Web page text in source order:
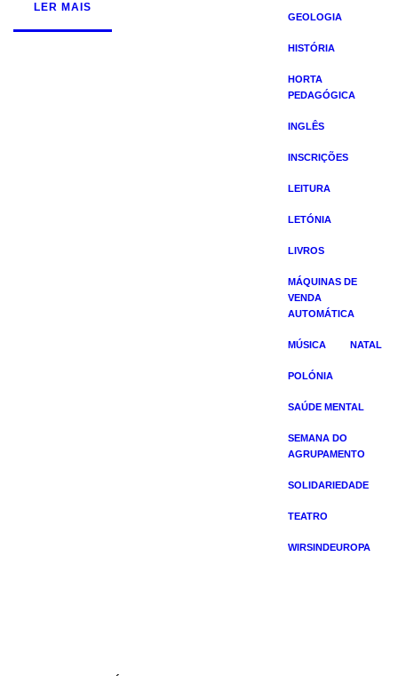
LER MAIS
GEOLOGIA
HISTÓRIA
HORTA
PEDAGÓGICA
INGLÊS
INSCRIÇÕES
LEITURA
LETÓNIA
LIVROS
MÁQUINAS DE
VENDA
AUTOMÁTICA
MÚSICA NATAL
POLÓNIA
SAÚDE MENTAL
SEMANA DO
AGRUPAMENTO
SOLIDARIEDADE
TEATRO
WIRSINDEUROPA